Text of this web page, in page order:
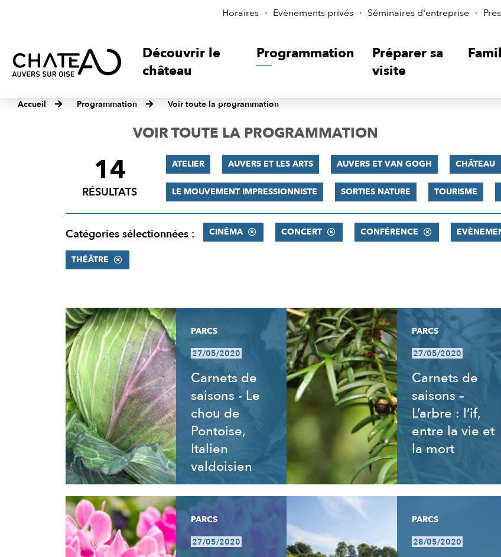
Horaires Evènements privés Séminaires d'entreprise
Découvrir le
château
Programmation
Préparer sa
visite
Accueil Programmation Voir toute la programmation
VOIR TOUTE LA PROGRAMMATION
FILTRER
RÉSULTATS
14
RÉSULTATS
ATELIER AUVERS ET LES ARTS AUVERS ET VAN GOGH CHÂTEAU
LE MOUVEMENT IMPRESSIONNISTE SORTIES NATURE TOURISME
Catégories sélectionnées : CINÉMA CONCERT CONFÉRENCE
THÉÂTRE
RÉSULTATS
PARCS
27/05/2020
Carnets de
saisons - Le
chou de
Pontoise,
Italien
valdoisien
PARCS
27/05/2020
Carnets de
saisons –
L’arbre : l’if,
entre la vie et
la mort
PARCS
27/05/2020
PARCS
28/05/2020